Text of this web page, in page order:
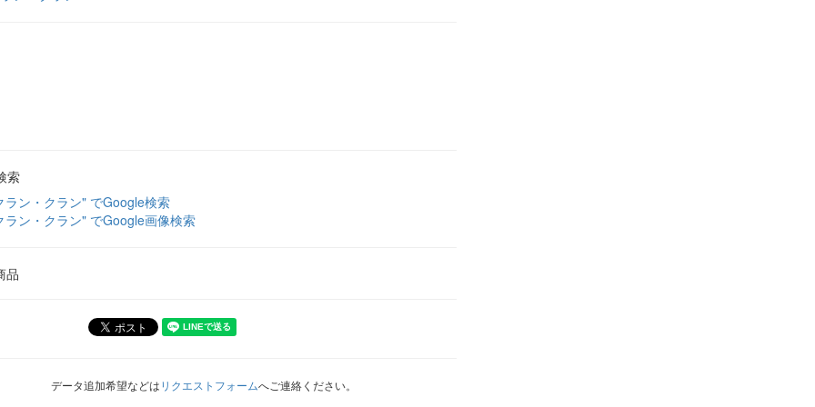
索
ラン・クラン" でGoogle検索
ラン・クラン" でGoogle画像検索
品
データ追加希望などはリクエストフォームへご連絡ください。